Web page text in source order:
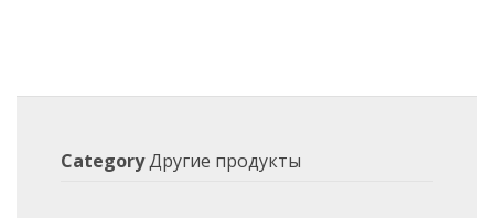
CategoryДругие продукты